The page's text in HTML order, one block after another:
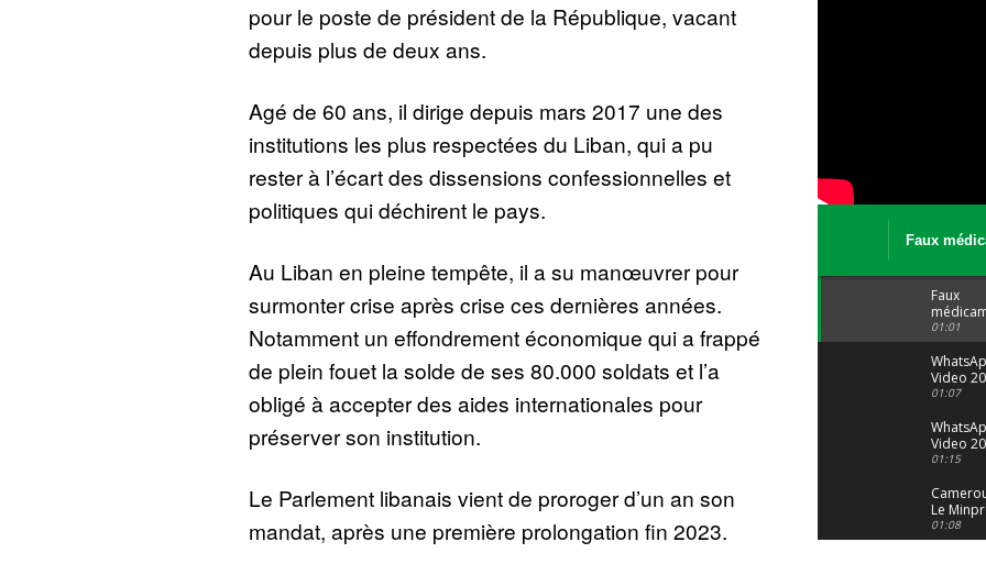
pour le poste de président de la République, vacant
depuis plus de deux ans.
Agé de 60 ans, il dirige depuis mars 2017 une des
institutions les plus respectées du Liban, qui a pu
rester à l’écart des dissensions confessionnelles et
politiques qui déchirent le pays.
Au Liban en pleine tempête, il a su manœuvrer pour
surmonter crise après crise ces dernières années.
Notamment un effondrement économique qui a frappé
de plein fouet la solde de ses 80.000 soldats et l’a
obligé à accepter des aides internationales pour
préserver son institution.
Le Parlement libanais vient de proroger d’un an son
mandat, après une première prolongation fin 2023.
Faux
Le trafic
Faux
: Le trafic
porte
malgré
01:01
Video
04 at 15
01:07
Video
29 at 12
01:15
Le
alerte
dérives
01:08